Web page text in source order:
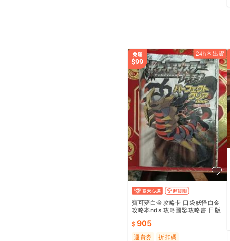
寶可夢白金攻略卡 口袋妖怪白金
攻略本nds 攻略圖鑒攻略書 日版
制作精良 稀有
905
運費券 折扣碼